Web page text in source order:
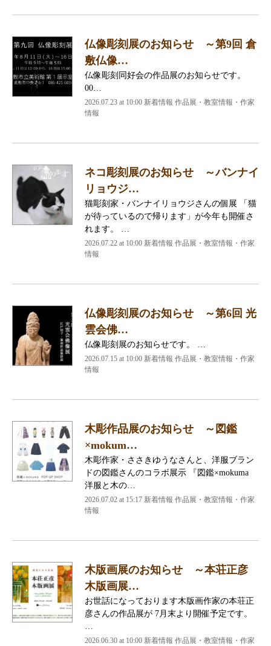
仏像彫刻展のお知らせ ～第9回 倉
敷仏像…
仏像彫刻同好会の作品展のお知らせです。
00…
2026.07.23 at 10:00 新着情報 作品展・教室情報・作家
情報
ネコ彫刻展のお知らせ ～バンナイ
リョウジ…
猫彫刻家・バンナイリョウジさんの個展 「猫
が待っているので帰ります」が今年も開催さ
れます。 …
2026.07.22 at 10:00 新着情報 作品展・教室情報・作家
情報
仏像彫刻展のお知らせ ～第6回 光
雲会佛…
仏像彫刻展のお知らせです。 …
2026.07.15 at 10:00 新着情報 作品展・教室情報・作家
情報
木彫作品展のお知らせ ～図鑑
×mokum…
木彫作家・ささきゆうなさんと、洋服ブラン
ドの図鑑さんのコラボ展示 『図鑑×mokuma
洋服と木の…
2026.07.02 at 15:17 新着情報 作品展・教室情報・作家
情報
木版画展のお知らせ ～本荘正彦
木版画展…
お世話になっております木版画作家の本荘正
彦さんの作品展が 7月末より開催予定です。
2026.06.30 at 10:00 新着情報 作品展・教室情報・作家